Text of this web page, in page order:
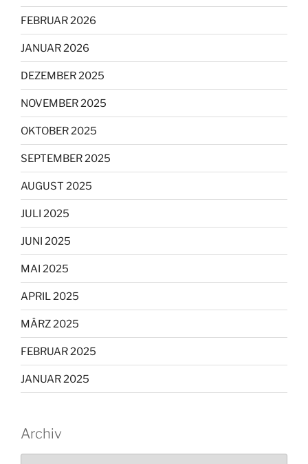
FEBRUAR 2026
JANUAR 2026
DEZEMBER 2025
NOVEMBER 2025
OKTOBER 2025
SEPTEMBER 2025
AUGUST 2025
JULI 2025
JUNI 2025
MAI 2025
APRIL 2025
MÄRZ 2025
FEBRUAR 2025
JANUAR 2025
Archiv